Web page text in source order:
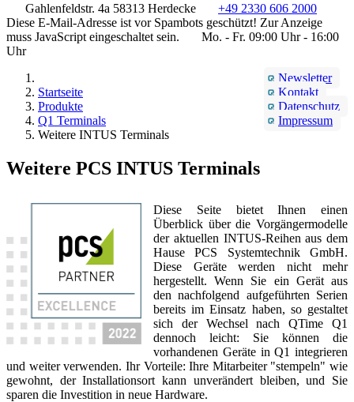
Gahlenfeldstr. 4a 58313 Herdecke
+49 2330 606 2000
Diese E-Mail-Adresse ist vor Spambots geschützt! Zur Anzeige
muss JavaScript eingeschaltet sein.
Mo. - Fr. 09:00 Uhr - 16:00
Uhr
Newsletter
Kontakt
Datenschutz
Impressum
Startseite
Produkte
Q1 Terminals
Weitere INTUS Terminals
Weitere PCS INTUS Terminals
Diese Seite bietet Ihnen einen
Überblick über die Vorgängermodelle
der aktuellen INTUS-Reihen aus dem
Hause PCS Systemtechnik GmbH.
Diese Geräte werden nicht mehr
hergestellt. Wenn Sie ein Gerät aus
den nachfolgend aufgeführten Serien
bereits im Einsatz haben, so gestaltet
sich der Wechsel nach QTime Q1
dennoch leicht: Sie können die
vorhandenen Geräte in Q1 integrieren
und weiter verwenden. Ihr Vorteile: Ihre Mitarbeiter "stempeln" wie
gewohnt, der Installationsort kann unverändert bleiben, und Sie
sparen die Investition in neue Hardware.